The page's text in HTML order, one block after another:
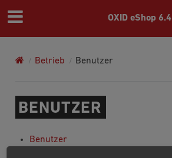
OXID eShop 6.4
Betrieb Benutzer
BENUTZER
Benutzer